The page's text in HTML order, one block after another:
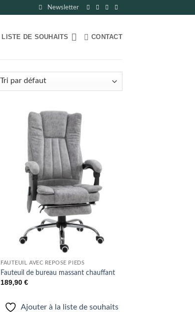
Newsletter
LISTE DE SOUHAITS CONTACT
FAUTEUIL AVEC REPOSE PIEDS
Fauteuil de bureau massant chauffant
189,90€
Ajouter à la liste de souhaits